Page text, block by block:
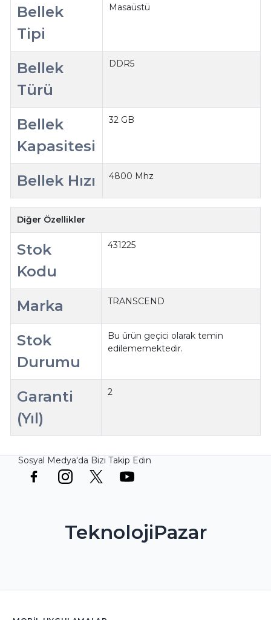
Bellek
Tipi
Masaüstü
Bellek
Türü
DDR5
Bellek
Kapasitesi
32 GB
Bellek Hızı 4800 Mhz
Diğer Özellikler
Stok
Kodu
431225
Marka TRANSCEND
Stok
Durumu
Bu ürün geçici olarak temin
edilememektedir.
Garanti
(Yıl)
2
Sosyal Medya'da Bizi Takip Edin
TeknolojiPazar